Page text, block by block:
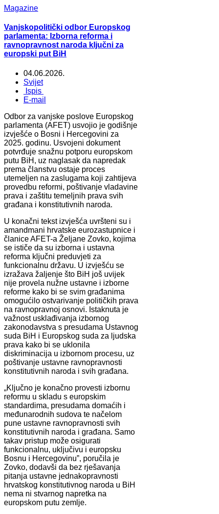
Magazine
Vanjskopolitički odbor Europskog
parlamenta: Izborna reforma i
ravnopravnost naroda ključni za
europski put BiH
04.06.2026.
Svijet
Ispis
E-mail
Odbor za vanjske poslove Europskog
parlamenta (AFET) usvojio je godišnje
izvješće o Bosni i Hercegovini za
2025. godinu. Usvojeni dokument
potvrđuje snažnu potporu europskom
putu BiH, uz naglasak da napredak
prema članstvu ostaje proces
utemeljen na zaslugama koji zahtijeva
provedbu reformi, poštivanje vladavine
prava i zaštitu temeljnih prava svih
građana i konstitutivnih naroda.
U konačni tekst izvješća uvršteni su i
amandmani hrvatske eurozastupnice i
članice AFET-a Željane Zovko, kojima
se ističe da su izborna i ustavna
reforma ključni preduvjeti za
funkcionalnu državu. U izvješću se
izražava žaljenje što BiH još uvijek
nije provela nužne ustavne i izborne
reforme kako bi se svim građanima
omogućilo ostvarivanje političkih prava
na ravnopravnoj osnovi. Istaknuta je
važnost usklađivanja izbornog
zakonodavstva s presudama Ustavnog
suda BiH i Europskog suda za ljudska
prava kako bi se uklonila
diskriminacija u izbornom procesu, uz
poštivanje ustavne ravnopravnosti
konstitutivnih naroda i svih građana.
„Ključno je konačno provesti izbornu
reformu u skladu s europskim
standardima, presudama domaćih i
međunarodnih sudova te načelom
pune ustavne ravnopravnosti svih
konstitutivnih naroda i građana. Samo
takav pristup može osigurati
funkcionalnu, uključivu i europsku
Bosnu i Hercegovinu”, poručila je
Zovko, dodavši da bez rješavanja
pitanja ustavne jednakopravnosti
hrvatskog konstitutivnog naroda u BiH
nema ni stvarnog napretka na
europskom putu zemlje.